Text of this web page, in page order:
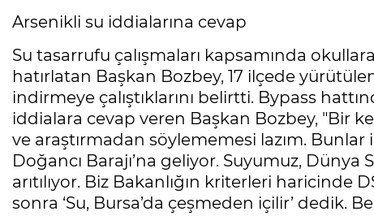
Arsenikli su iddialarına cevap
Su tasarrufu çalışmaları kapsamında
hatırlatan Başkan Bozbey, 17 ilçede
indirmeye çalıştıklarını belirtti. Bypass
iddialara cevap veren Başkan Bozbey, "Bir
ve araştırmadan söylememesi lazım.
Doğancı Barajı’na geliyor. Suyumuz,
arıtılıyor. Biz Bakanlığın kriterleri
sonra ‘Su, Bursa’da çeşmeden içilir’ dedik.